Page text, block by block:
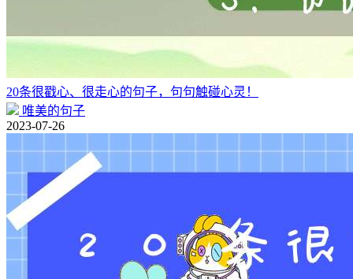
20条很戳心、很走心的句子，句句触碰心灵！
唯美的句子
2023-07-26